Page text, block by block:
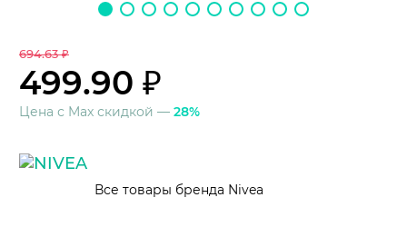
694.63 ₽
499.90 ₽
Цена с Max скидкой — 28%
Все товары бренда Nivea